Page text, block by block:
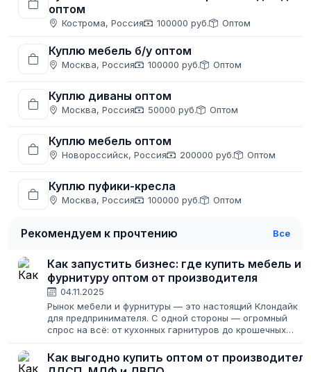
оптом
Кострома, Россия 100000 руб. Оптом
Куплю мебель б/у оптом
Москва, Россия 100000 руб. Оптом
Куплю диваны оптом
Москва, Россия 50000 руб. Оптом
Куплю мебель оптом
Новороссийск, Россия 200000 руб. Оптом
Куплю пуфики-кресла
Москва, Россия 100000 руб. Оптом
Рекомендуем к прочтению Все
Как запустить бизнес: где купить мебель и
фурнитуру оптом от производителя
04.11.2025
Рынок мебели и фурнитуры — это настоящий Клондайк
для предпринимателя. С одной стороны — огромный
спрос на всё: от кухонных гарнитуров до крошечных
свои условия, цены и минимальные...
Как выгодно купить оптом от производителя